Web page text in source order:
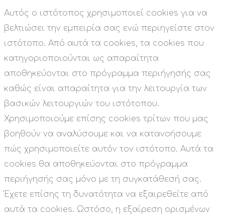
Αυτός ο ιστότοπος χρησιμοποιεί cookies για να
βελτιώσει την εμπειρία σας ενώ περιηγείστε στον
ιστότοπο. Από αυτά τα cookies, τα cookies που
κατηγοριοποιούνται ως απαραίτητα
αποθηκεύονται στο πρόγραμμα περιήγησής σας
καθώς είναι απαραίτητα για την λειτουργία των
βασικών λειτουργιών του ιστότοπου.
Χρησιμοποιούμε επίσης cookies τρίτων που μας
βοηθούν να αναλύσουμε και να κατανοήσουμε
πώς χρησιμοποιείτε αυτόν τον ιστότοπο. Αυτά τα
cookies θα αποθηκεύονται στο πρόγραμμα
περιήγησής σας μόνο με τη συγκατάθεσή σας.
Έχετε επίσης τη δυνατότητα να εξαιρεθείτε από
αυτά τα cookies. Ωστόσο, η εξαίρεση ορισμένων